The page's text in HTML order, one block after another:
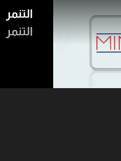
التنمر
التنمر